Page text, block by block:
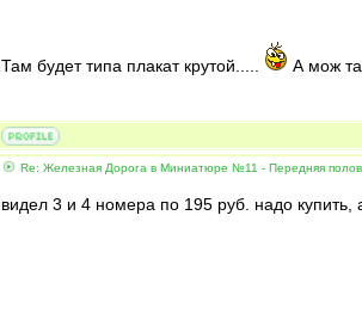
Там будет типа плакат крутой..... А мож
Re: Железная Дорога в Миниатюре №11 - Передняя
видел 3 и 4 номера по 195 руб. надо